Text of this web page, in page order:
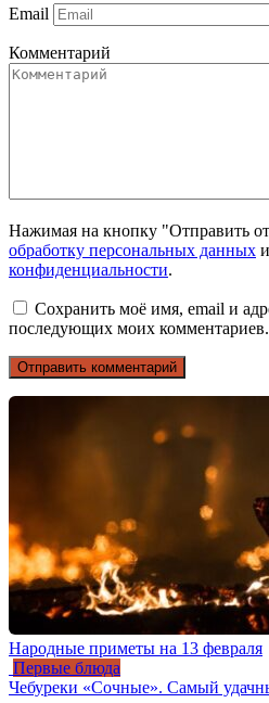
Email
Комментарий
Нажимая на кнопку "Отправить
обработку персональных данных
конфиденциальности.
Сохранить моё имя, email и
последующих моих комментариев.
Народные приметы на 13 февраля
Первые блюда
Чебуреки «Сочные». Самый